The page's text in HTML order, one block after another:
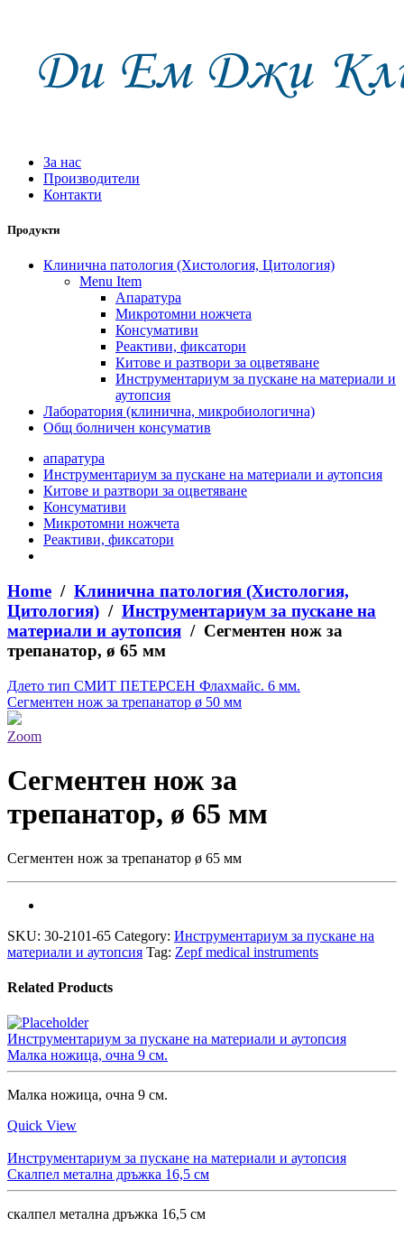
За нас
Производители
Контакти
Продукти
Клинична патология (Хистология, Цитология)
Menu Item
Апаратура
Микротомни ножчета
Консумативи
Реактиви, фиксатори
Китове и разтвори за оцветяване
Инструментариум за пускане на материали и
аутопсия
Лаборатория (клинична, микробиологична)
Общ болничен консуматив
апаратура
Инструментариум за пускане на материали и аутопсия
Китове и разтвори за оцветяване
Консумативи
Микротомни ножчета
Реактиви, фиксатори
Home / Клинична патология (Хистология,
Цитология) / Инструментариум за пускане на
материали и аутопсия / Сегментен нож за
трепанатор, ø 65 мм
Длето тип СМИТ ПЕТЕРСЕН Флахмайс. 6 мм.
Сегментен нож за трепанатор ø 50 мм
Zoom
Сегментен нож за
трепанатор, ø 65 мм
Сегментен нож за трепанатор ø 65 мм
SKU: 30-2101-65 Category: Инструментариум за пускане на
материали и аутопсия Tag: Zepf medical instruments
Related Products
Инструментариум за пускане на материали и аутопсия
Малкa ножицa, очнa 9 см.
Малкa ножицa, очнa 9 см.
Quick View
Инструментариум за пускане на материали и аутопсия
Скалпел метална дръжка 16,5 см
скалпел метална дръжка 16,5 см